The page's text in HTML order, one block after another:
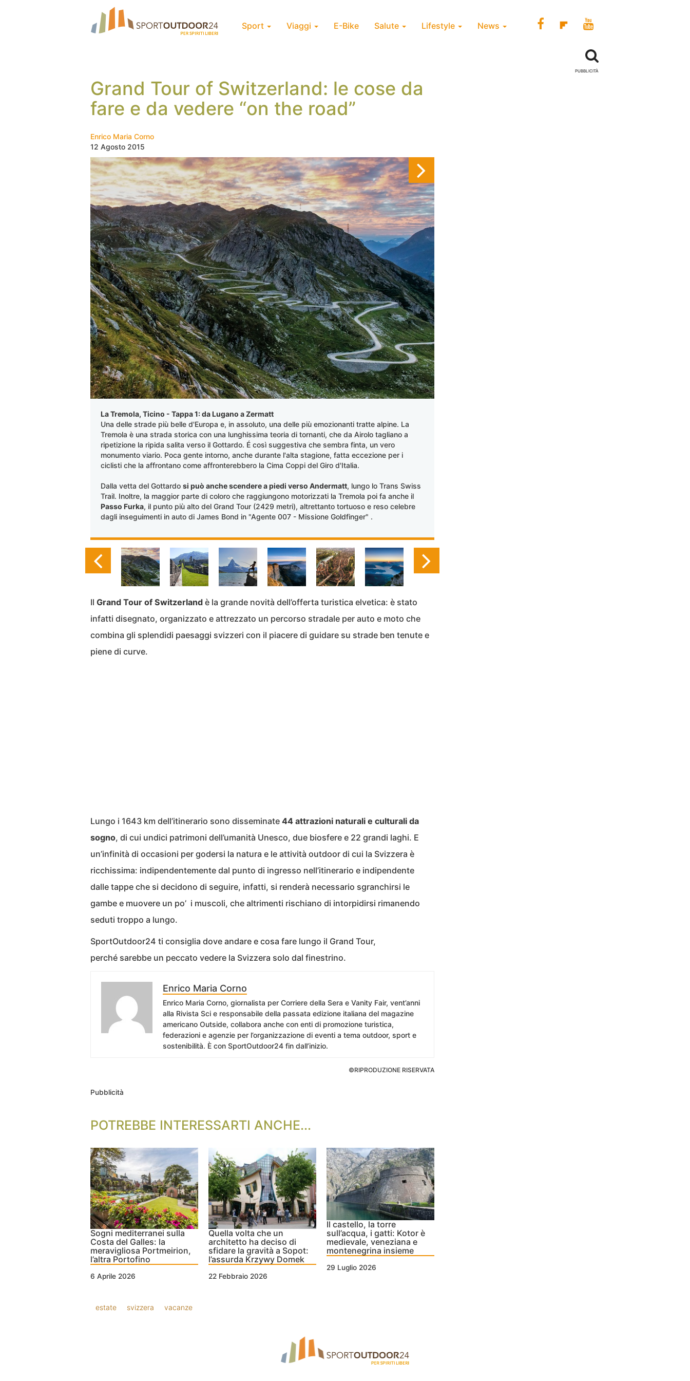
Sport Viaggi E-Bike Salute Lifestyle News
Grand Tour of Switzerland: le cose da
fare e da vedere “on the road”
Enrico Maria Corno
12 Agosto 2015
La Tremola, Ticino - Tappa 1: da Lugano a Zermatt
Una delle strade più belle d'Europa e, in assoluto, una delle più emozionanti tratte alpine. La
Tremola è una strada storica con una lunghissima teoria di tornanti, che da Airolo tagliano a
ripetizione la ripida salita verso il Gottardo. É così suggestiva che sembra finta, un vero
monumento viario. Poca gente intorno, anche durante l'alta stagione, fatta eccezione per i
ciclisti che la affrontano come affronterebbero la Cima Coppi del Giro d'Italia.
Dalla vetta del Gottardo si può anche scendere a piedi verso Andermatt, lungo lo Trans Swiss
Trail. Inoltre, la maggior parte di coloro che raggiungono motorizzati la Tremola poi fa anche il
Passo Furka, il punto più alto del Grand Tour (2429 metri), altrettanto tortuoso e reso celebre
dagli inseguimenti in auto di James Bond in "Agente 007 - Missione Goldfinger" .
Il Grand Tour of Switzerland è la grande novità dell’offerta turistica elvetica: è stato
infatti disegnato, organizzato e attrezzato un percorso stradale per auto e moto che
combina gli splendidi paesaggi svizzeri con il piacere di guidare su strade ben tenute e
piene di curve.
Lungo i 1643 km dell’itinerario sono disseminate 44 attrazioni naturali e culturali da
sogno, di cui undici patrimoni dell’umanità Unesco, due biosfere e 22 grandi laghi. E
un’infinità di occasioni per godersi la natura e le attività outdoor di cui la Svizzera è
ricchissima: indipendentemente dal punto di ingresso nell’itinerario e indipendente
dalle tappe che si decidono di seguire, infatti, si renderà necessario sgranchirsi le
gambe e muovere un po’ i muscoli, che altrimenti rischiano di intorpidirsi rimanendo
seduti troppo a lungo.
SportOutdoor24 ti consiglia dove andare e cosa fare lungo il Grand Tour,
perché sarebbe un peccato vedere la Svizzera solo dal finestrino.
Enrico Maria Corno
Enrico Maria Corno, giornalista per Corriere della Sera e Vanity Fair, vent’anni
alla Rivista Sci e responsabile della passata edizione italiana del magazine
americano Outside, collabora anche con enti di promozione turistica,
federazioni e agenzie per l’organizzazione di eventi a tema outdoor, sport e
sostenibilità. È con SportOutdoor24 fin dall’inizio.
©RIPRODUZIONE RISERVATA
Pubblicità
POTREBBE INTERESSARTI ANCHE...
Sogni mediterranei sulla
Costa del Galles: la
meravigliosa Portmeirion,
l’altra Portofino
6 Aprile 2026
Quella volta che un
architetto ha deciso di
sfidare la gravità a Sopot:
l’assurda Krzywy Domek
22 Febbraio 2026
Il castello, la torre
sull’acqua, i gatti: Kotor è
medievale, veneziana e
montenegrina insieme
29 Luglio 2026
estate svizzera vacanze
PUBBLICITÀ